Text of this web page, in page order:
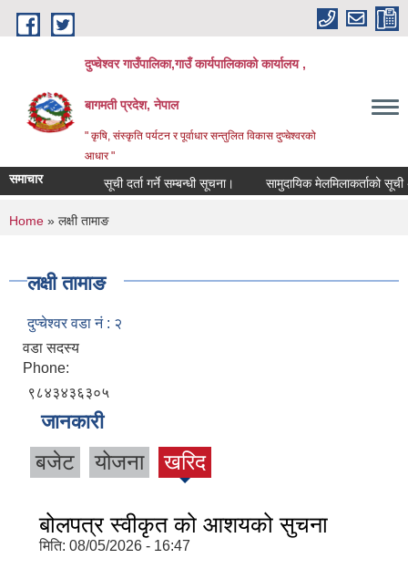
Skip to main content
दुप्चेश्वर गाउँपालिका,गाउँ कार्यपालिकाको कार्यालय ,
बागमती प्रदेश, नेपाल
" कृषि, संस्कृति पर्यटन र पूर्वाधार सन्तुलित विकास दुप्चेश्वरको
आधार "
समाचार सूची दर्ता गर्ने सम्बन्धी सूचना। सामुदायिक मेलमिलाकर्ताको सूची
You are here
Home » लक्षी तामाङ
लक्षी तामाङ
दुप्चेश्वर वडा नं : २
वडा सदस्य
Phone:
९८४३४३६३०५
जानकारी
बजेट योजना खरिद
बोलपत्र स्वीकृत को आशयको सुचना
मिति: 08/05/2026 - 16:47